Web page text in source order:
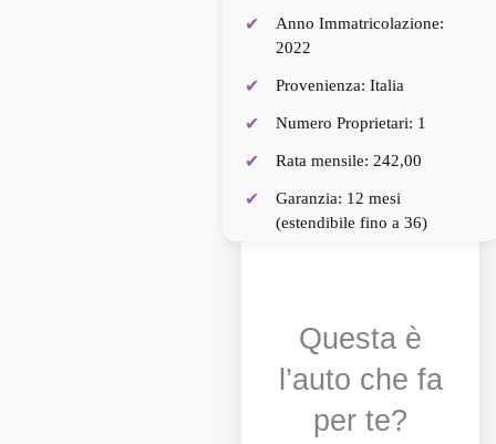
Anno Immatricolazione:
2022
Provenienza: Italia
Numero Proprietari: 1
Rata mensile: 242,00
Garanzia: 12 mesi
(estendibile fino a 36)
Questa è
l’auto che fa
per te?